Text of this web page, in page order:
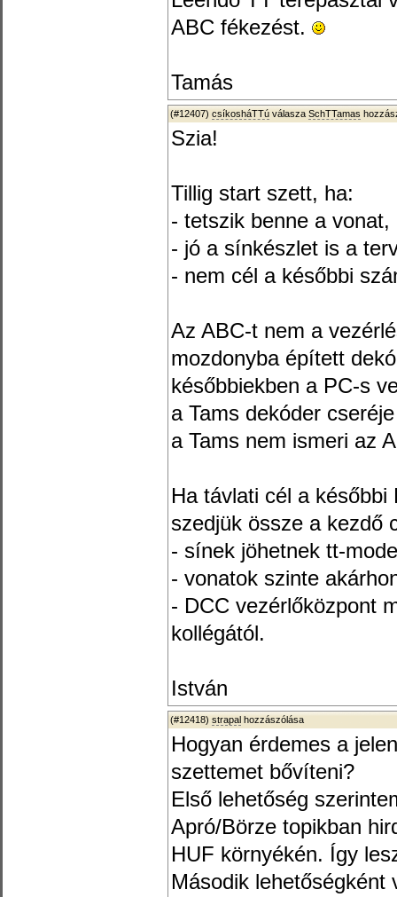
ABC fékezést.
Tamás
(#12407) csíkosháTTú válasza SchTTamas
Szia!
Tillig start szett, ha:
- tetszik benne a vonat,
- jó a sínkészlet is a
- nem cél a későbbi
Az ABC-t nem a
mozdonyba épített
későbbiekben a PC-s
a Tams dekóder
a Tams nem ismeri az
Ha távlati cél a
szedjük össze a kezdő
- sínek jöhetnek tt-
- vonatok szinte
- DCC vezérlőközpont
kollégától.
István
(#12418) strapal hozzászólása
Hogyan érdemes a
szettemet bővíteni?
Első lehetőség
Apró/Börze topikban
HUF környékén. Így
Második lehetőségként